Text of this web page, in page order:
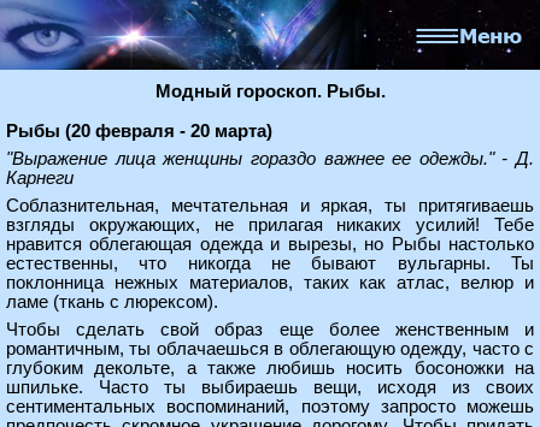
Модный гороскоп. Рыбы.
Рыбы (20 февраля - 20 марта)
"Выражение лица женщины гораздо важнее ее одежды." - Д.
Карнеги
Соблазнительная, мечтательная и яркая, ты притягиваешь
взгляды окружающих, не прилагая никаких усилий! Тебе
нравится облегающая одежда и вырезы, но Рыбы настолько
естественны, что никогда не бывают вульгарны. Ты
поклонница нежных материалов, таких как атлас, велюр и
ламе (ткань с люрексом).
Чтобы сделать свой образ еще более женственным и
романтичным, ты облачаешься в облегающую одежду, часто с
глубоким декольте, а также любишь носить босоножки на
шпильке. Часто ты выбираешь вещи, исходя из своих
сентиментальных воспоминаний, поэтому запросто можешь